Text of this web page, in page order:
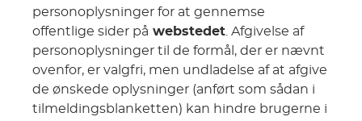
personoplysninger for at gennemse
offentlige sider på webstedet . Afgivelse af
personoplysninger til de formål, der er nævnt
ovenfor, er valgfri, men undladelse af at afgive
de ønskede oplysninger (anført som sådan i
tilmeldingsblanketten) kan hindre brugerne i